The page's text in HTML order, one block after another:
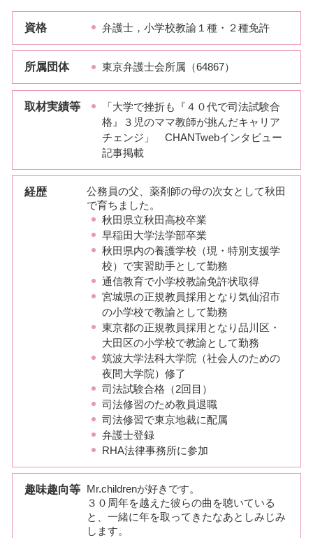
資格 弁護士，小学校教諭１種・２種免許
所属団体 東京弁護士会所属（64867）
取材実績等
「大学で挫折も『４０代で司法試験合
格』３児のママ教師が挑んだキャリア
チェンジ」 CHANTwebインタビュー
記事掲載
経歴
公務員の父、薬剤師の母の次女として秋田
で育ちました。
秋田県立秋田高校卒業
早稲田大学法学部卒業
秋田県内の養護学校（現・特別支援学
校）で実習助手として勤務
通信教育で小学校教諭免許状取得
宮城県の正規教員採用となり気仙沼市
の小学校で教諭として勤務
東京都の正規教員採用となり品川区・
大田区の小学校で教諭として勤務
筑波大学法科大学院（社会人のための
夜間大学院）修了
司法試験合格（2回目）
司法修習のため教員退職
司法修習で東京地裁に配属
弁護士登録
RHA法律事務所に参加
趣味趣向等
Mr.childrenが好きです。
３０周年を越えた彼らの曲を聴いている
と、一緒に年を取ってきたなあとしみじみ
します。